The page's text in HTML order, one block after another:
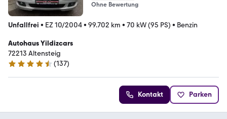
Ohne Bewertung
Unfallfrei • EZ 10/2004• 99.702 km • 70 kW (95 PS) • Benzin
Autohaus Yildizcars
72213 Altensteig
4.4 Sterne
(137)
Kontakt Parken